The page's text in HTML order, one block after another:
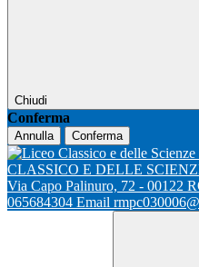
Chiudi
Conferma
Annulla Conferma
CLASSICO E DELLE
Via Capo Palinuro, 72 - 00122
065684304 Email